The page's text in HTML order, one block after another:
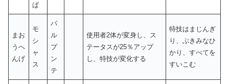
ば
まお
うへ
んげ
モ
シ
ャ
ス
パ
ル
プ
ン
テ
使用者2体が変身し、ス
テータスが25％アップ
し、特技が変化する
特技はまじんぎ
り、ぶきみなひ
かり、すべてを
すいこむ